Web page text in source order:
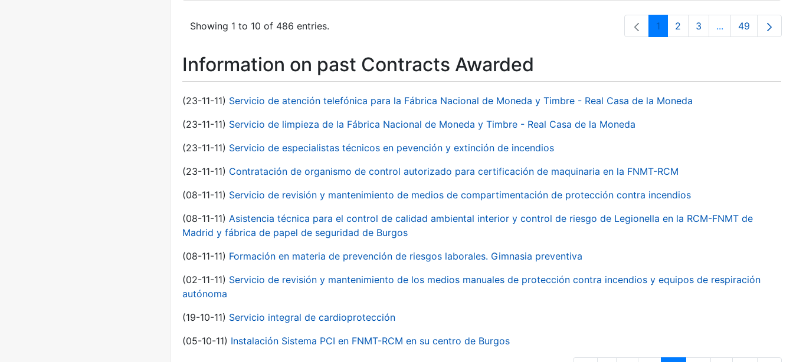
Showing 1 to 10 of 486 entries. Page
1 Page
2 Page
3 ...Intermediate
Page
49
Information on past Contracts Awarded
(23-11-11) Servicio de atención telefónica para la Fábrica Nacional de Moneda y Timbre - Real Casa de la Moneda
(23-11-11) Servicio de limpieza de la Fábrica Nacional de Moneda y Timbre - Real Casa de la Moneda
(23-11-11) Servicio de especialistas técnicos en pevención y extinción de incendios
(23-11-11) Contratación de organismo de control autorizado para certificación de maquinaria en la FNMT-RCM
(08-11-11) Servicio de revisión y mantenimiento de medios de compartimentación de protección contra incendios
(08-11-11) Asistencia técnica para el control de calidad ambiental interior y control de riesgo de Legionella en la RCM-FNMT de
Madrid y fábrica de papel de seguridad de Burgos
(08-11-11) Formación en materia de prevención de riesgos laborales. Gimnasia preventiva
(02-11-11) Servicio de revisión y mantenimiento de los medios manuales de protección contra incendios y equipos de respiración
autónoma
(19-10-11) Servicio integral de cardioprotección
(05-10-11) Instalación Sistema PCI en FNMT-RCM en su centro de Burgos